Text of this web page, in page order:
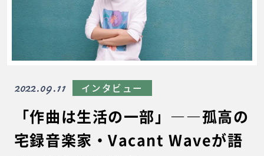
「作曲は生活の一部」――孤高の
宅録音楽家・Vacant Waveが語
2022.09.11 インタビュー